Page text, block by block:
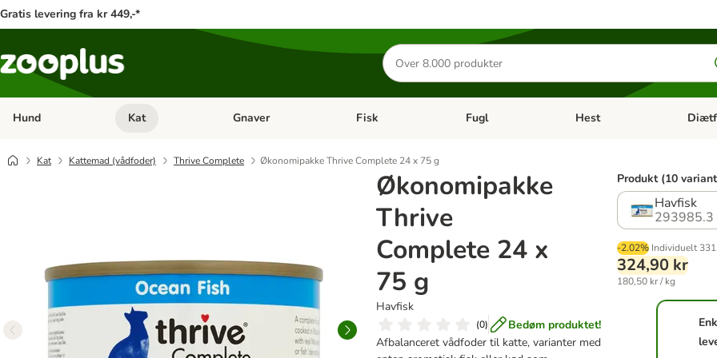
Gratis levering fra kr 449,-*
Søg
efter
produkter
Hund Åben kategori menu: Hund
Kat Åben kategori menu: Kat
Gnaver Åben kategori menu: Gnaver
Fisk Åben kategori menu: Fisk
Fugl Åben kategori menu: Fugl
Hest Åben
Kat Kattemad (vådfoder) Thrive Complete Økonomipakke Thrive Complete 24 x 75 g
Økonomipakke
Thrive
Complete 24 x
75 g
Havfisk
(0)
Bedøm produktet!
Afbalanceret vådfoder til katte, varianter med
Produkt (10
Havfisk
293985.3
-2.02% Individuelt
324,90 kr
180,50 kr / kg